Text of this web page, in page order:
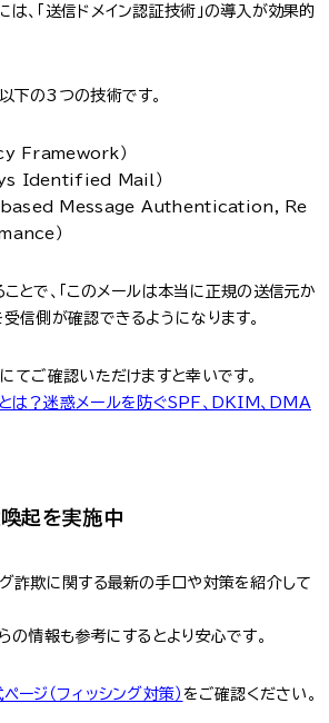
、「送信ドメイン認証技術」の導入が効果的
下の3つの技術です。
Framework）
Identified Mail）
based Message Authentication, Re
）
とで、「このメールは本当に正規の送信元か
信側が確認できるようになります。
てご確認いただけますと幸いです。
は？迷惑メールを防ぐSPF、DKIM、DMA
起を実施中
グ詐欺に関する最新の手口や対策を紹介して
の情報も参考にするとより安心です。
ージ（フィッシング対策） をご確認ください。